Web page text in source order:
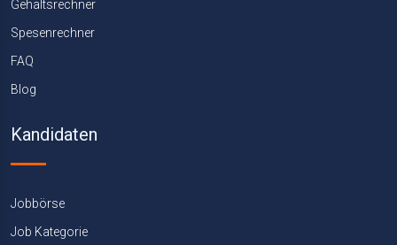
Gehaltsrechner
Spesenrechner
FAQ
Blog
Kandidaten
Jobbörse
Job Kategorie